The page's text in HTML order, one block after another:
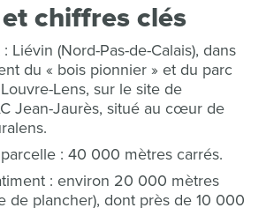
chiffres clés
Liévin (Nord-Pas-de-Calais), dans
du « bois pionnier » et du parc
Lens, sur le site de
Jean-Jaurès, situé au cœur de
: 40 000 mètres carrés.
: environ 20 000 mètres
de plancher), dont près de 10 000